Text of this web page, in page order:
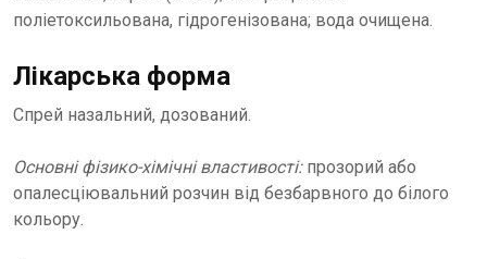
поліетоксильована, гідрогенізована; вода очищена.
Лікарська форма
Спрей назальний, дозований.
Основні фізико-хімічні властивості: прозорий або
опалесціювальний розчин від безбарвного до білого
кольору.